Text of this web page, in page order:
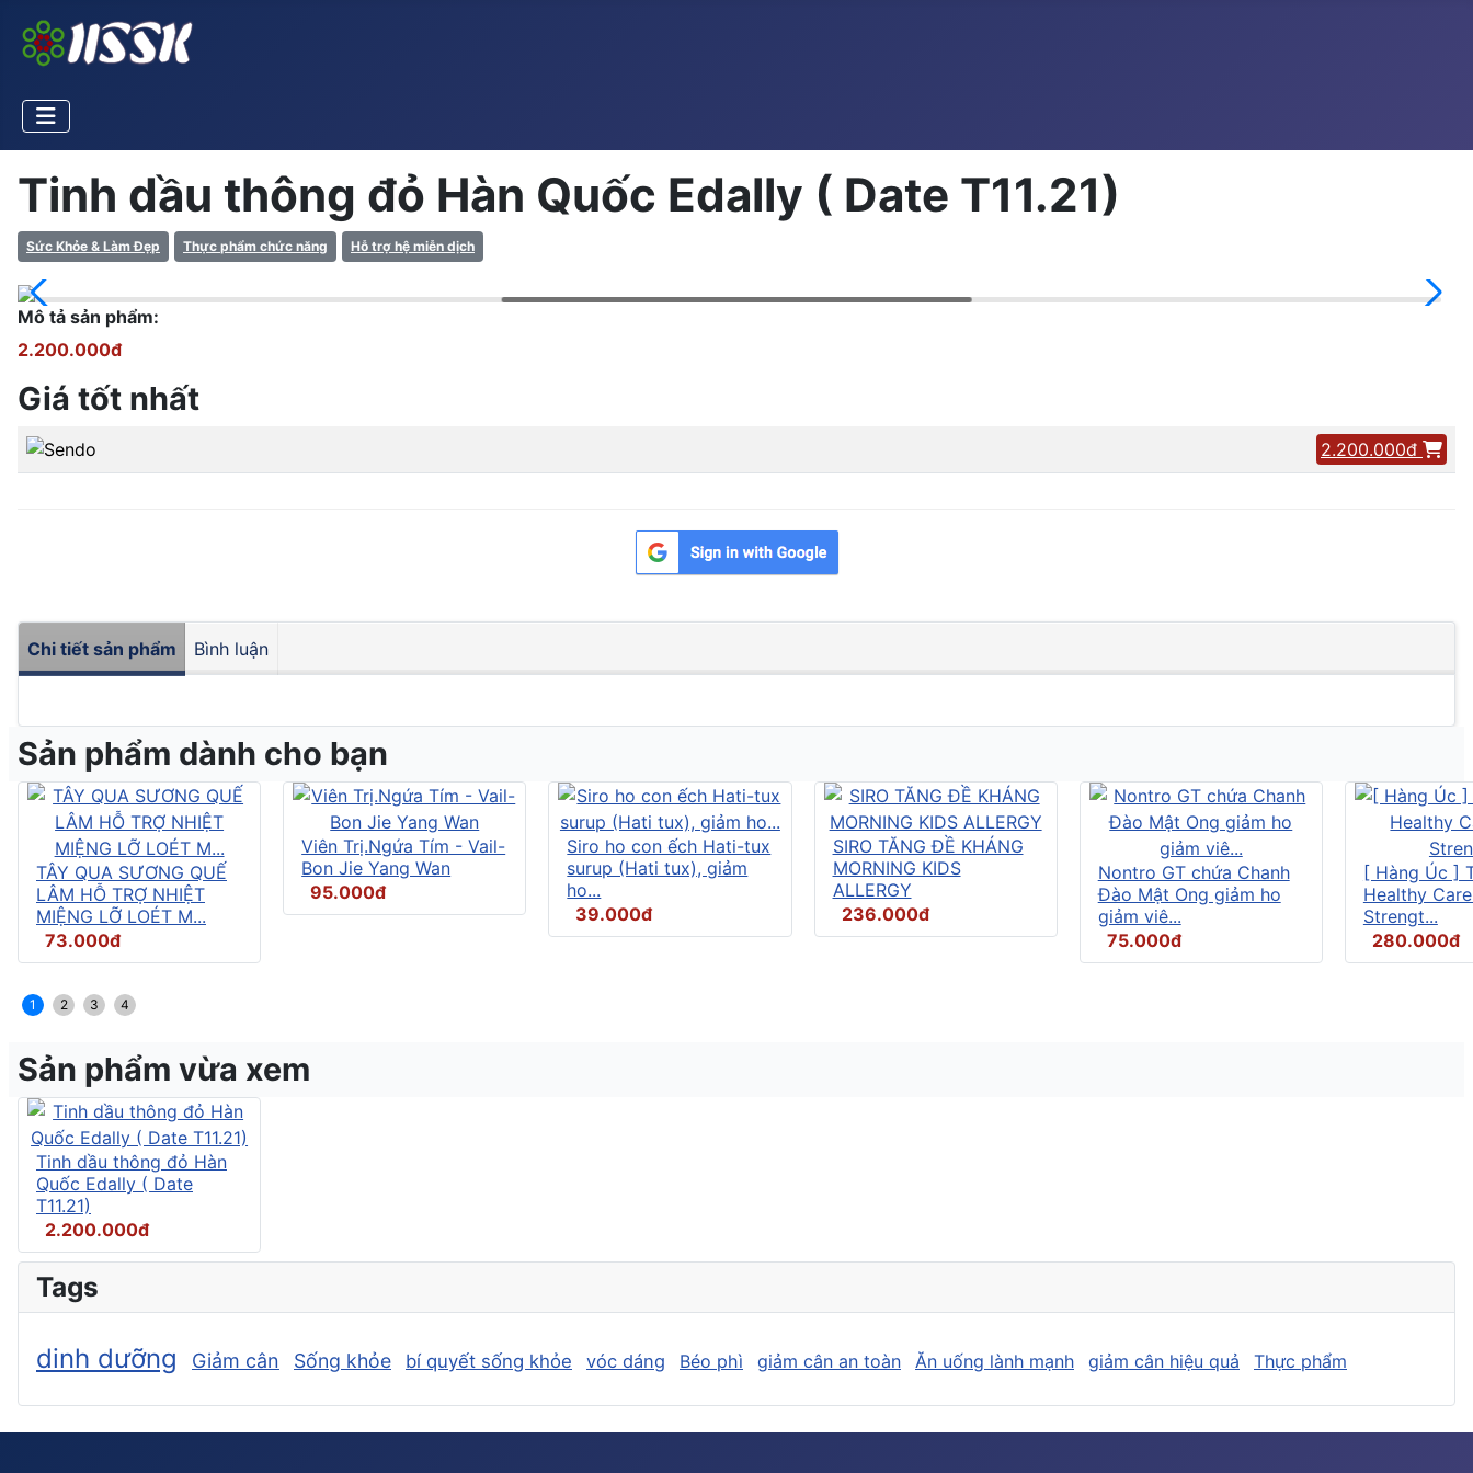
Tinh dầu thông đỏ Hàn Quốc Edally ( Date T11.21)
Sức Khỏe & Làm Đẹp Thực phẩm chức năng Hỗ trợ hệ miễn dịch
Mô tả sản phẩm:
2.200.000đ
Giá tốt nhất
2.200.000đ
Chi tiết sản phẩm Bình luận
Sản phẩm dành cho bạn
TÂY QUA SƯƠNG QUẾ
LÂM HỖ TRỢ NHIỆT
MIỆNG LỠ LOÉT M...
73.000đ
Viên Trị.Ngứa Tím - Vail-
Bon Jie Yang Wan
95.000đ
Siro ho con ếch Hati-tux
surup (Hati tux), giảm
ho...
39.000đ
SIRO TĂNG ĐỀ KHÁNG
MORNING KIDS
ALLERGY
236.000đ
Nontro GT chứa Chanh
Đào Mật Ong giảm ho
giảm viê...
75.000đ
[ Hàng Úc ]
Healthy
Strengt...
280.000đ
1 2 3 4
Sản phẩm vừa xem
Tinh dầu thông đỏ Hàn
Quốc Edally ( Date
T11.21)
2.200.000đ
Tags
dinh dưỡng Giảm cân Sống khỏe bí quyết sống khỏe vóc dáng Béo phì giảm cân an toàn Ăn uống lành mạnh giảm cân hiệu quả Thực phẩm